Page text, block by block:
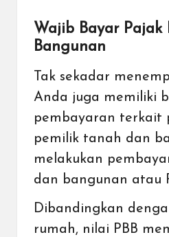
Wajib Bayar Pajak
Bangunan
Tak sekadar
Anda juga memiliki
pembayaran terkait
pemilik tanah dan
melakukan
dan bangunan atau
Dibandingkan
rumah, nilai PBB